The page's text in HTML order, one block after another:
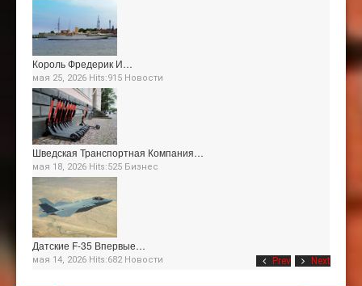
Prev Next
Король Фредерик И…
мая 25, 2026 Hits:915 Новости
Шведская Транспортная Компания…
мая 18, 2026 Hits:525 Бизнес
Датские F-35 Впервые…
мая 14, 2026 Hits:682 Новости